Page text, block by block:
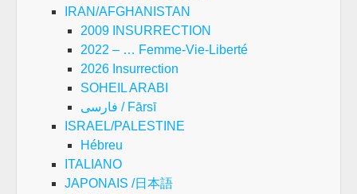
IRAN/AFGHANISTAN
2009 INSURRECTION
2022 – … Femme-Vie-Liberté
2026 Insurrection
SOHEIL ARABI
فارسی / Fārsī
ISRAEL/PALESTINE
Hébreu
ITALIANO
JAPONAIS /日本語